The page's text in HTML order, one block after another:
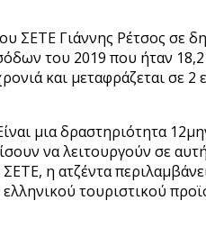
ΣΕΤΕ Γιάννης Ρέτσος σε
του 2019 που ήταν
και μεταφράζεται σε
μια δραστηριότητα
να λειτουργούν σε
η ατζέντα
τουριστικού